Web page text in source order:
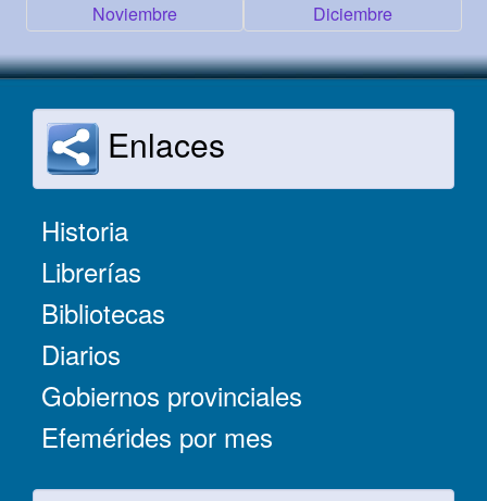
Noviembre Diciembre
Enlaces
Historia
Librerías
Bibliotecas
Diarios
Gobiernos provinciales
Efemérides por mes